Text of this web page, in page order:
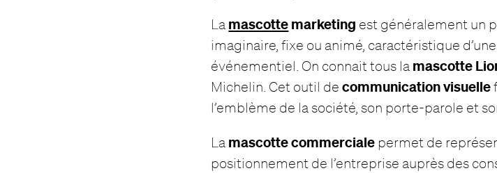
La mascotte marketing est généralement un
imaginaire, fixe ou animé, caractéristique
événementiel. On connait tous la mascotte
Michelin. Cet outil decommunication visuelle
l’emblème de la société, son porte-parole et
La mascotte commerciale permet de
positionnement de l’entreprise auprès des